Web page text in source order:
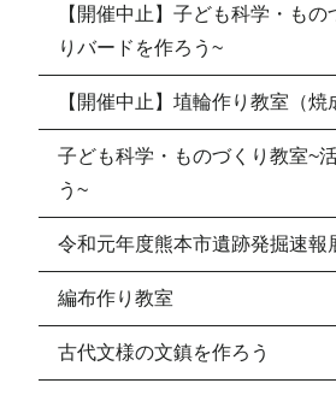
【開催中止】子ども科学・もの
りバードを作ろう~
【開催中止】埴輪作り教室（焼
子ども科学・ものづくり教室~
う~
令和元年度熊本市遺跡発掘速報
編布作り教室
古代文様の文鎮を作ろう